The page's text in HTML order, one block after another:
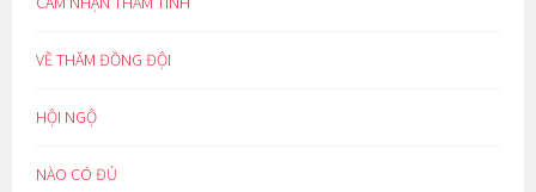
VỀ THĂM ĐỒNG ĐỘI
HỘI NGỘ
NÀO CÓ ĐỦ